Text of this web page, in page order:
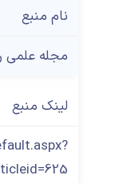
نام منبع
مجله علمی
لینک منبع